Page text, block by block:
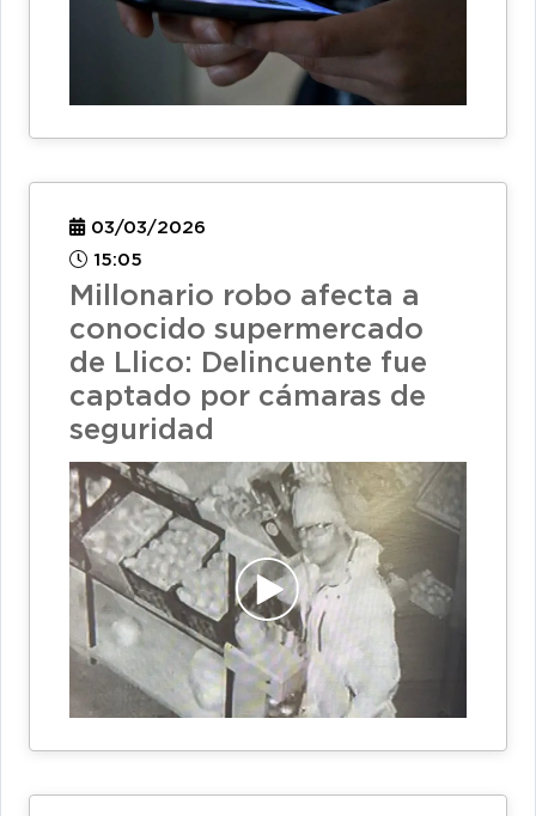
03/03/2026
15:05
Millonario robo afecta a
conocido supermercado
de Llico: Delincuente fue
captado por cámaras de
seguridad